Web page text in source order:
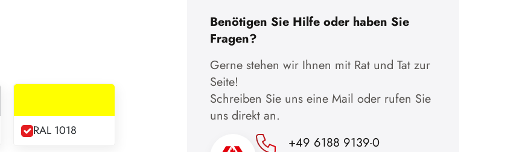
RAL 1018
Benötigen Sie Hilfe oder haben Sie
Fragen?
Gerne stehen wir Ihnen mit Rat und Tat zur
Seite!
Schreiben Sie uns eine Mail oder rufen Sie
uns direkt an.
+49 6188 9139-0